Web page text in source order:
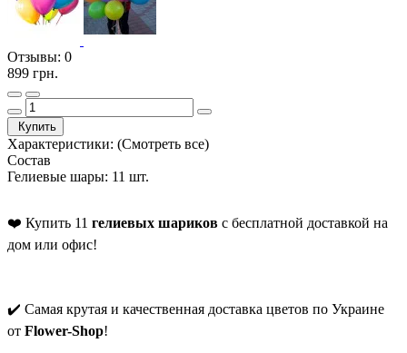
Отзывы: 0
899 грн.
Купить
Характеристики: (Смотреть все)
Состав
Гелиевые шары: 11 шт.
❤️ Купить 11 гелиевых шариков с бесплатной доставкой на
дом или офис!
✔️ Самая крутая и качественная доставка цветов по Украине
от Flower-Shop!